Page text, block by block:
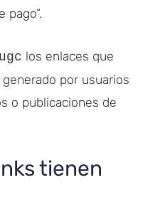
pago”.
ugc los enlaces que
por usuarios
o publicaciones de
tienen